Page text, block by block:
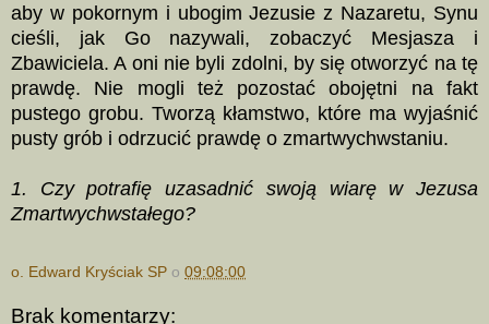
aby w pokornym i ubogim Jezusie z Nazaretu, Synu
cieśli, jak Go nazywali, zobaczyć Mesjasza i
Zbawiciela. A oni nie byli zdolni, by się otworzyć na tę
prawdę. Nie mogli też pozostać obojętni na fakt
pustego grobu. Tworzą kłamstwo, które ma wyjaśnić
pusty grób i odrzucić prawdę o zmartwychwstaniu.
1. Czy potrafię uzasadnić swoją wiarę w Jezusa
Zmartwychwstałego?
o. Edward Kryściak SP o 09:08:00
Brak komentarzy: